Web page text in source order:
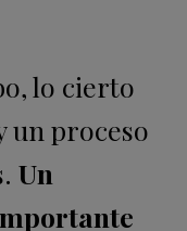
lo cierto
un proceso
Un